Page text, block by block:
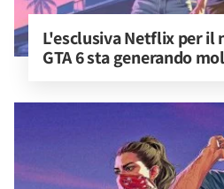
L'esclusiva Netflix per il
GTA 6 sta generando